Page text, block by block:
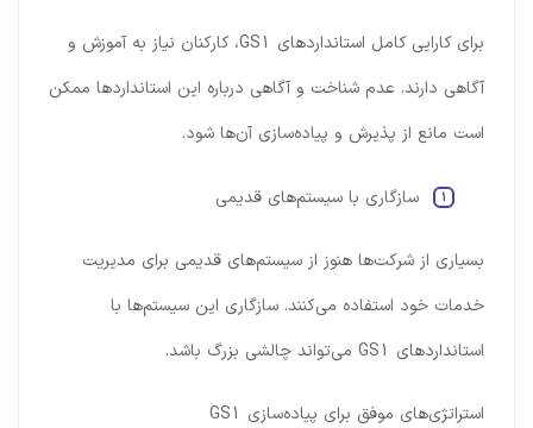
برای کارایی کامل استانداردهای GS1، کارکنان نیاز به آموزش و
آگاهی دارند. عدم شناخت و آگاهی درباره این استانداردها ممکن
است مانع از پذیرش و پیاده‌سازی آن‌ها شود.
سازگاری با سیستم‌های قدیمی
بسیاری از شرکت‌ها هنوز از سیستم‌های قدیمی برای مدیریت
خدمات خود استفاده می‌کنند. سازگاری این سیستم‌ها با
استانداردهای GS1 می‌تواند چالشی بزرگ باشد.
استراتژی‌های موفق برای پیاده‌سازی GS1